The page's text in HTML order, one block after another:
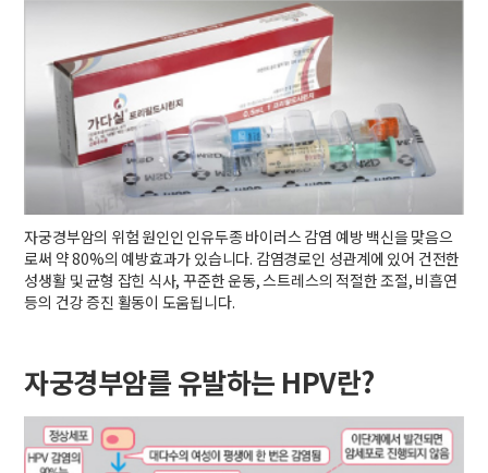
자궁경부암의 위험 원인인 인유두종 바이러스 감염 예방 백신을 맞음으
로써 약 80%의 예방효과가 있습니다. 감염경로인 성관계에 있어 건전한
성생활 및 균형 잡힌 식사, 꾸준한 운동, 스트레스의 적절한 조절, 비흡연
등의 건강 증진 활동이 도움됩니다.
자궁경부암를 유발하는 HPV란?